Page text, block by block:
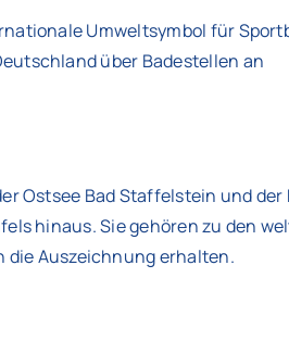
Umweltsymbol für
über Badestellen an
Ostsee Bad Staffelstein und
hinaus. Sie gehören zu den
die Auszeichnung erhalten.